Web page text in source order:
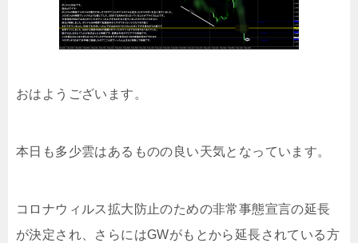
おはようございます。
本日も多少雲はあるものの良い天気となっています。
コロナウィルス拡大防止のための非常事態宣言の延長
が決定され、さらにはGWがもとから延長されている方